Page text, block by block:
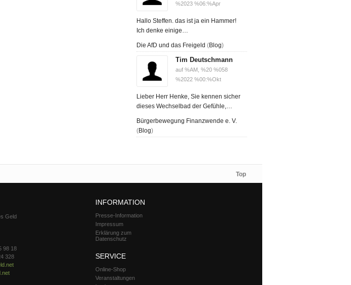
%2023 %06:%Apr
Hallo Steffen. das ist ja ein Hammer!
Ich denke einige…
Die AfD und das Freigeld (Blog)
Tim Deutschmann
auf %AM, %20 %058
%2022 %00:%Okt
Lieber Herr Henke, Sie kennen sicher
dieses Wechselbad der Gefühle,…
Bürgerbewegung Finanzwende e. V.
(Blog)
Top
Geld
98 18
328
INFORMATION
Presse-Information
Impressum
Erklärung zum
Datenschutz
SERVICE
Online-Shop
Veranstaltungen